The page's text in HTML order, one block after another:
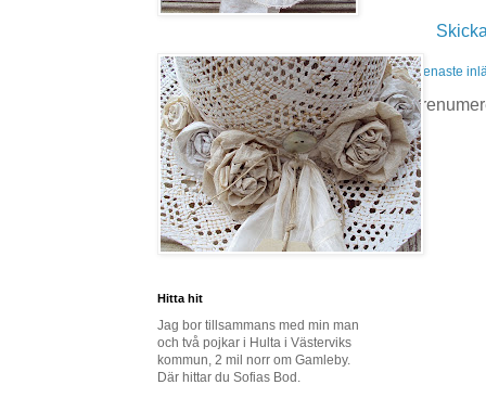
Senaste
Hitta hit
Jag bor tillsammans med min man
och två pojkar i Hulta i Västerviks
kommun, 2 mil norr om Gamleby.
Där hittar du Sofias Bod.